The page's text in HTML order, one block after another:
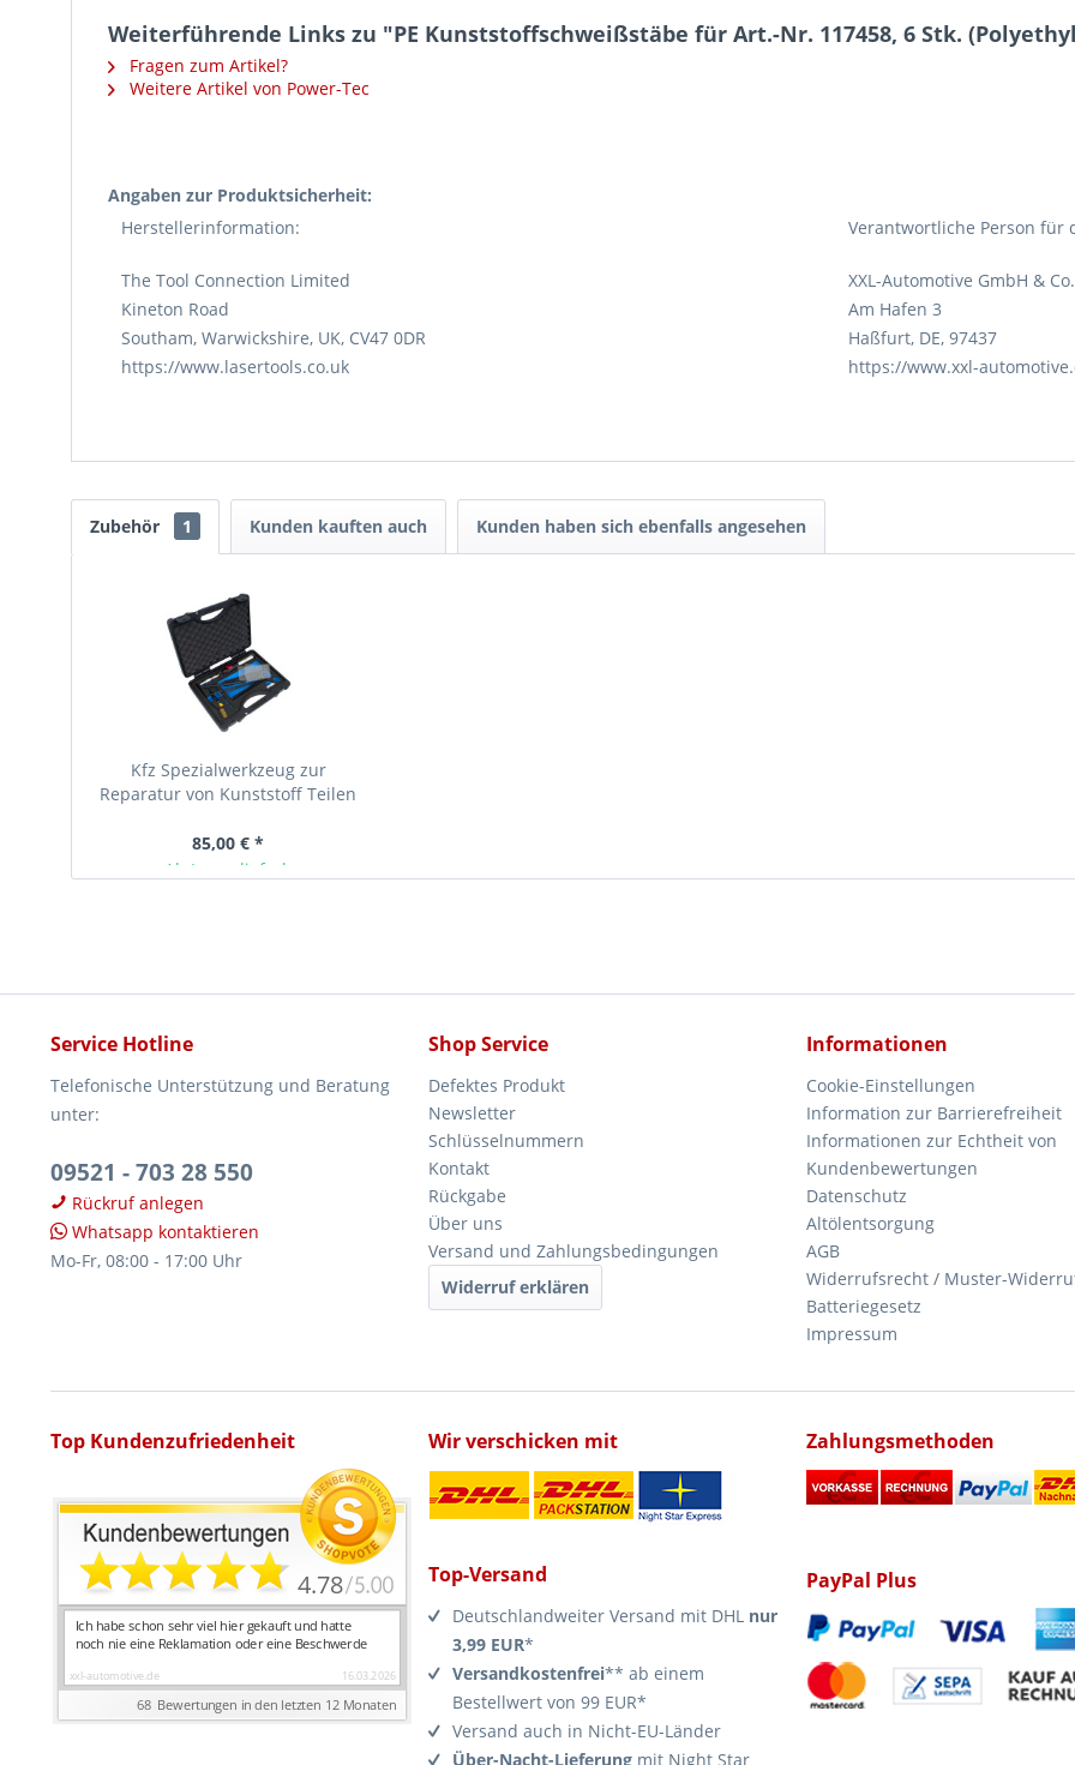
Weiterführende Links zu "PE Kunststoffschweißstäbe für Art.-Nr. 117458, 6 Stk.
Fragen zum Artikel?
Weitere Artikel von Power-Tec
Angaben zur Produktsicherheit:
Herstellerinformation:
The Tool Connection Limited
Kineton Road
Southam, Warwickshire, UK, CV47 0DR
https://www.lasertools.co.uk
Verantwortliche Person für
XXL-Automotive GmbH &
Am Hafen 3
Haßfurt, DE, 97437
https://www.xxl-
Zubehör 1 Kunden kauften auch Kunden haben sich ebenfalls angesehen
Kfz Spezialwerkzeug zur
Reparatur von Kunststoff Teilen
85,00 € *
Ab Lager lieferbar
Service Hotline
Telefonische Unterstützung und Beratung
unter:
09521 - 703 28 550
Rückruf anlegen
Whatsapp kontaktieren
Mo-Fr, 08:00 - 17:00 Uhr
Shop Service
Defektes Produkt
Newsletter
Schlüsselnummern
Kontakt
Rückgabe
Über uns
Versand und Zahlungsbedingungen
Widerruf erklären
Informationen
Cookie-Einstellungen
Information zur Barrierefreiheit
Informationen zur Echtheit von
Kundenbewertungen
Datenschutz
Altölentsorgung
AGB
Widerrufsrecht / Muster-
Batteriegesetz
Impressum
Top Kundenzufriedenheit Wir verschicken mit
Top-Versand
Deutschlandweiter Versand mit DHL nur
3,99 EUR*
Versandkostenfrei** ab einem
Bestellwert von 99 EUR*
Versand auch in Nicht-EU-Länder
Über-Nacht-Lieferung mit Night Star
Zahlungsmethoden
PayPal Plus